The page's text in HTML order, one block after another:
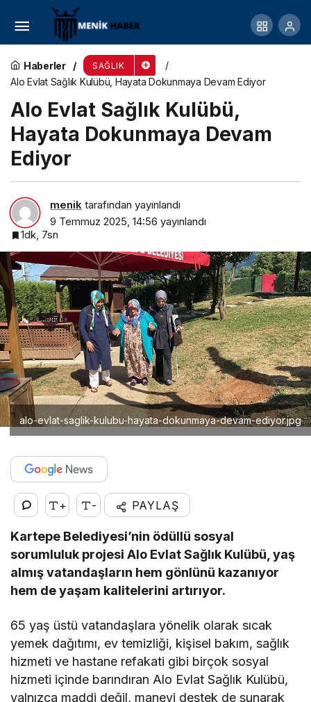
Haberler SAĞLIK
Alo Evlat Sağlık Kulübü, Hayata Dokunmaya Devam Ediyor
Alo Evlat Sağlık Kulübü,
Hayata Dokunmaya Devam
Ediyor
menik tarafından yayınlandı
9 Temmuz 2025, 14:56 yayınlandı
1dk, 7sn
alo-evlat-saglik-kulubu-hayata-dokunmaya-devam-ediyor.jpg
+ - PAYLAŞ
Kartepe Belediyesi’nin ödüllü sosyal
sorumluluk projesi Alo Evlat Sağlık Kulübü, yaş
almış vatandaşların hem gönlünü kazanıyor
hem de yaşam kalitelerini artırıyor.
65 yaş üstü vatandaşlara yönelik olarak sıcak
yemek dağıtımı, ev temizliği, kişisel bakım, sağlık
hizmeti ve hastane refakati gibi birçok sosyal
hizmeti içinde barındıran Alo Evlat Sağlık Kulübü,
yalnızca maddi değil, manevi destek de sunarak
Regl, gebelik, menopoz… Diş etleri bu
süreçlerden etkileniyor!